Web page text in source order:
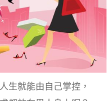
生就能由自己掌控，